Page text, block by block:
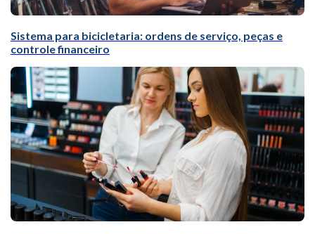
Sistema para bicicletaria: ordens de serviço, peças e
controle financeiro